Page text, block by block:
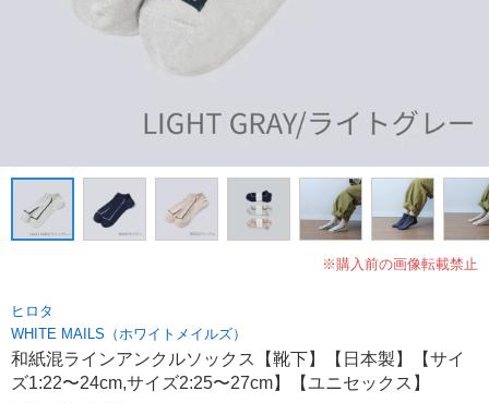
※購入前の画像転載禁止
ヒロタ
WHITE MAILS（ホワイトメイルズ）
和紙混ラインアンクルソックス【靴下】【日本製】【サイ
ズ1:22〜24cm,サイズ2:25〜27cm】【ユニセックス】